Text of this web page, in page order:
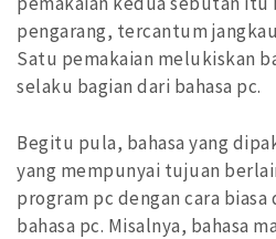
pengarang, tercantum
Satu pemakaian melukiskan
selaku bagian dari bahasa pc.
Begitu pula, bahasa yang
yang mempunyai tujuan
program pc dengan cara
bahasa pc. Misalnya, bahasa